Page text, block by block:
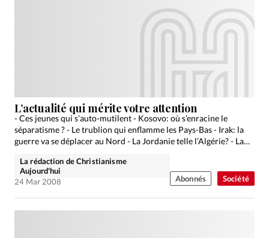
Société
L’actualité qui mérite votre attention
- Ces jeunes qui s’auto-mutilent - Kosovo: où s’enracine le
séparatisme ? - Le trublion qui enflamme les Pays-Bas - Irak: la
guerre va se déplacer au Nord - La Jordanie telle l’Algérie? - La…
La rédaction de Christianisme
Aujourd'hui
24 Mar 2008
Abonnés